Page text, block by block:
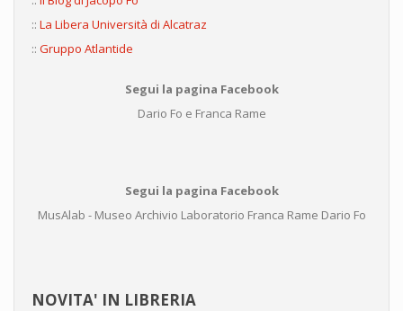
:: La Libera Università di Alcatraz
:: Gruppo Atlantide
Segui la pagina Facebook
Dario Fo e Franca Rame
Segui la pagina Facebook
MusAlab - Museo Archivio Laboratorio Franca Rame Dario Fo
NOVITA' IN LIBRERIA